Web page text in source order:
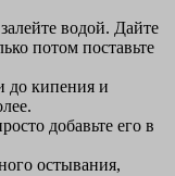
водой. Дайте
потом поставьте
до кипения и
добавьте его в
остывания,